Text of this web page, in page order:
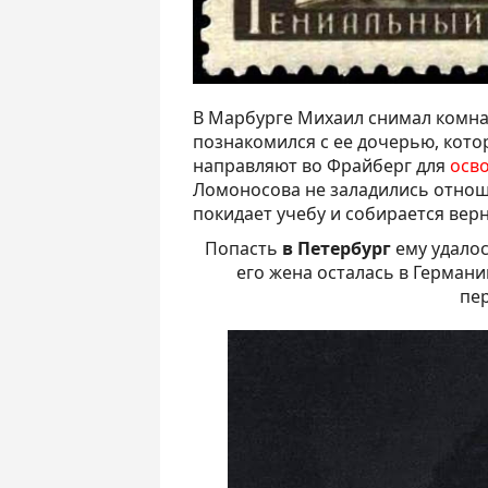
В Марбурге Михаил снимал
познакомился с ее дочерью,
направляют во Фрайберг для
Ломоносова не заладились
покидает учебу и собирается
Попасть в Петербург ему
его жена осталась в